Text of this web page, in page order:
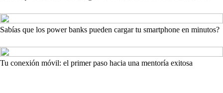
Sabías que los power banks pueden cargar tu smartphone en minutos?
Tu conexión móvil: el primer paso hacia una mentoría exitosa